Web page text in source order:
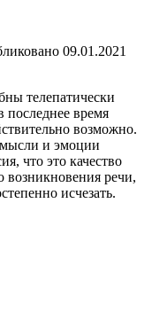
09.01.2021
телепатически
последнее время
возможно.
мысли и эмоции
что это качество
речи,
исчезать.